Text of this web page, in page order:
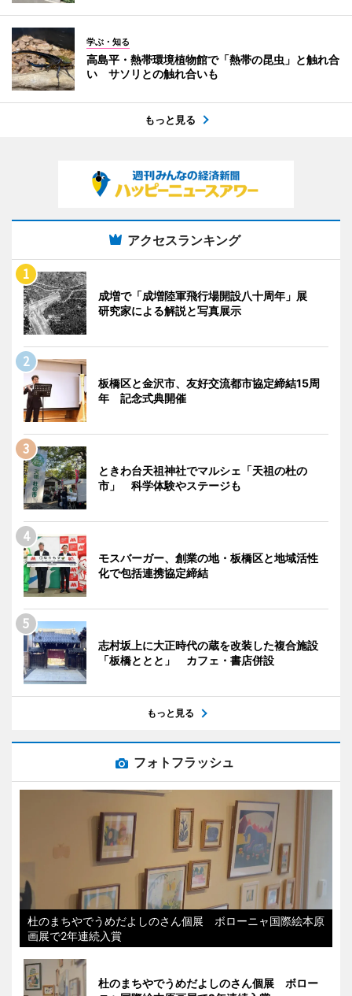
学ぶ・知る
高島平・熱帯環境植物館で「熱帯の昆虫」と触れ合
い サソリとの触れ合いも
もっと見る
アクセスランキング
成増で「成増陸軍飛行場開設八十周年」展
研究家による解説と写真展示
板橋区と金沢市、友好交流都市協定締結15周
年 記念式典開催
ときわ台天祖神社でマルシェ「天祖の杜の
市」 科学体験やステージも
モスバーガー、創業の地・板橋区と地域活性
化で包括連携協定締結
志村坂上に大正時代の蔵を改装した複合施設
「板橋ととと」 カフェ・書店併設
もっと見る
フォトフラッシュ
杜のまちやでうめだよしのさん個展 ボローニャ国際絵本原
画展で2年連続入賞
杜のまちやでうめだよしのさん個展 ボロー